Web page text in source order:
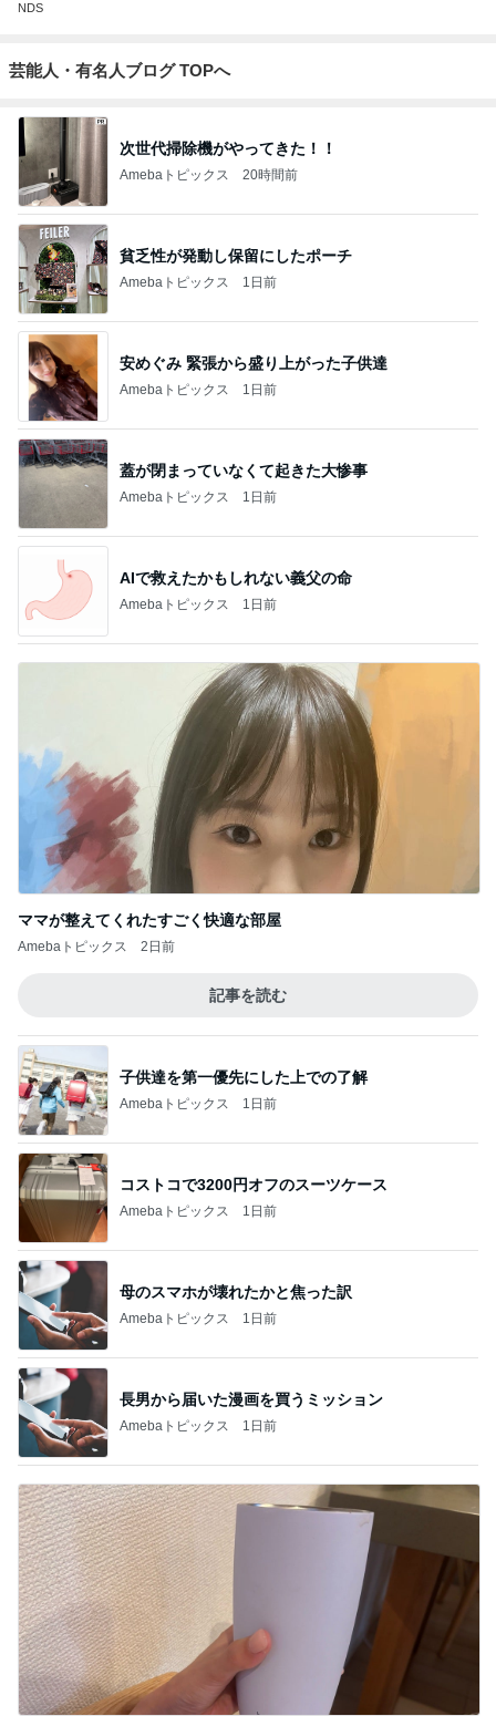
NDS
芸能人・有名人ブログ TOPへ
次世代掃除機がやってきた！！
Amebaトピックス 20時間前
貧乏性が発動し保留にしたポーチ
Amebaトピックス 1日前
安めぐみ 緊張から盛り上がった子供達
Amebaトピックス 1日前
蓋が閉まっていなくて起きた大惨事
Amebaトピックス 1日前
AIで救えたかもしれない義父の命
Amebaトピックス 1日前
ママが整えてくれたすごく快適な部屋
Amebaトピックス 2日前
記事を読む
子供達を第一優先にした上での了解
Amebaトピックス 1日前
コストコで3200円オフのスーツケース
Amebaトピックス 1日前
母のスマホが壊れたかと焦った訳
Amebaトピックス 1日前
長男から届いた漫画を買うミッション
Amebaトピックス 1日前